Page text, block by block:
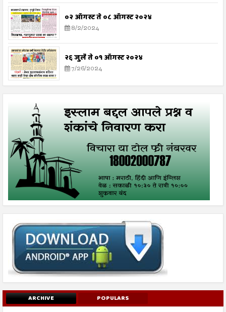
०२ ऑगस्ट ते ०८ ऑगस्ट २०२४
8/2/2024
२६ जुलै ते ०१ ऑगस्ट २०२४
7/26/2024
ARCHIVE POPULARS